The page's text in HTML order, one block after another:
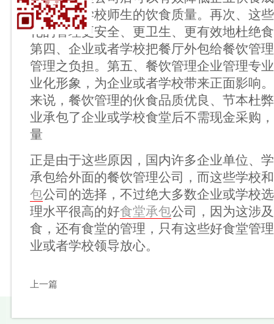
职工或者学校师生的饮食质量。再次、这
化的管理更安全、更卫生、更有效地杜绝
第四、企业或者学校把餐厅外包给餐饮管
管理之负担。第五、餐饮管理企业管理专
业化形象，为企业或者学校带来正面影响
来说，餐饮管理的伙食品质优良、节本杜
业承包了企业或学校食堂后不需现金采购
量
正是由于这些原因，国内许多企业单位、
承包给外面的餐饮管理公司，而这些学校
包公司的选择，不过绝大多数企业或学校
理水平很高的好食堂承包公司，因为这涉
食，还有食堂的管理，只有这些好食堂管
业或者学校领导放心。
上一篇